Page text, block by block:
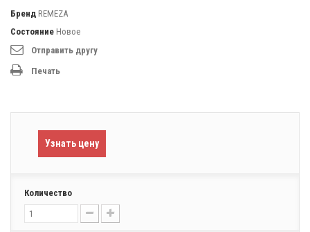
Бренд REMEZA
Состояние Новое
Отправить другу
Печать
Узнать цену
Количество